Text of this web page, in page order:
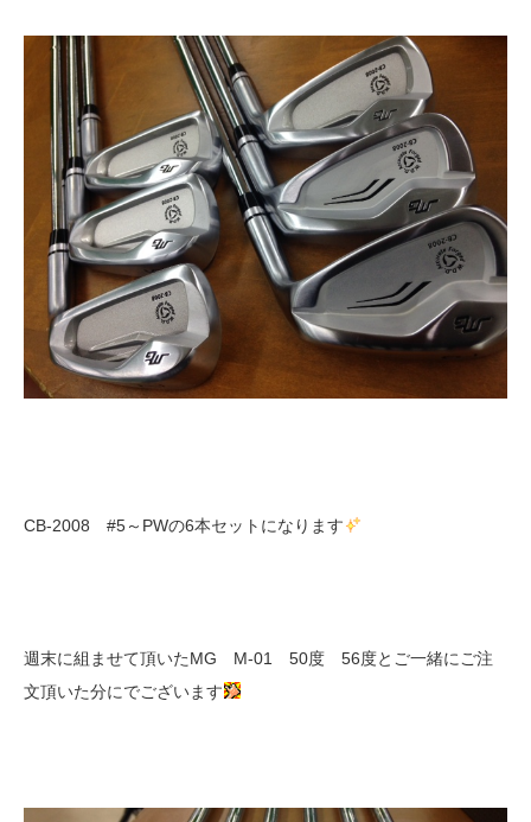
CB-2008 #5～PWの6本セットになります
週末に組ませて頂いたMG M-01 50度 56度とご一緒にご注
文頂いた分にでございます